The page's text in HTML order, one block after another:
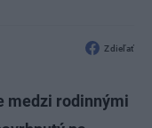
Zdieľať
medzi rodinnými